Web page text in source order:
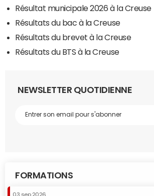
Résultat municipale 2026 à la Creuse
Résultats du bac à la Creuse
Résultats du brevet à la Creuse
Résultats du BTS à la Creuse
NEWSLETTER QUOTIDIENNE
FORMATIONS
03 sep 2026